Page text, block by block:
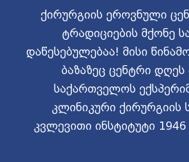
ქირურგიის ეროვნული
ტრადიციების მქონე
დაწესებულებაა! მისი
ბაზაზეც ცენტრი დღეს
საქართველოს
კლინიკური ქირურგიის
კვლევითი ინსტიტუტი